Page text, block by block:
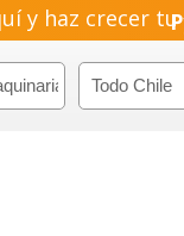
y haz crecer tu